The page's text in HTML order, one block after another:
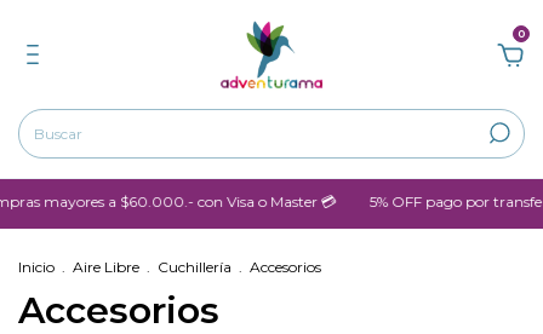
0
mayores a $60.000.- con Visa o Master 💳 5% OFF pago por
Inicio . Aire Libre . Cuchillería . Accesorios
Accesorios